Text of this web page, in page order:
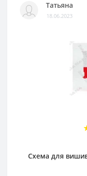
Татьяна
18.06.2023
Схема для